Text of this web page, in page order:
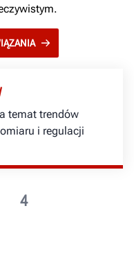
4
temat trendów
i regulacji